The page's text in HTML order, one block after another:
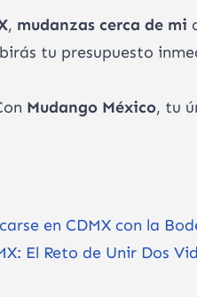
, mudanzas cerca de mi
tu presupuesto
Mudango México, tu
en CDMX con la
El Reto de Unir Dos